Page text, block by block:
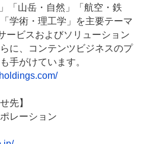
「山岳・自然」「航空・鉄
学術・理工学」を主要テーマ
ービスおよびソリューション
に、コンテンツビジネスのプ
手がけています。
先】
レーション